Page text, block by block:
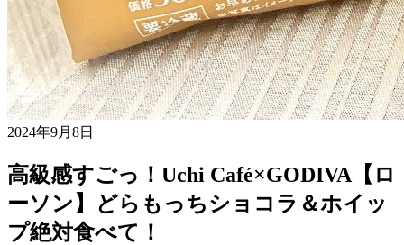
2024年9月8日
高級感すごっ！Uchi Café×GODIVA【ロ
ーソン】どらもっちショコラ＆ホイッ
プ絶対食べて！